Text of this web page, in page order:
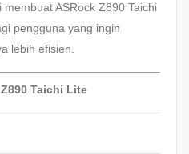
ASRock Z890 Taichi
pengguna yang ingin
lebih efisien.
Taichi Lite